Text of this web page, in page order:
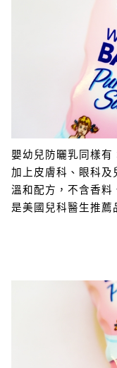
嬰幼兒防曬乳同樣有
加上皮膚科、眼科及
溫和配方，不含香料
是美國兒科醫生推薦